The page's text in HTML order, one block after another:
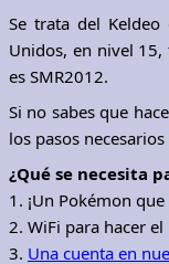
Se trata del
Unidos, en nivel 15,
es SMR2012.
Si no sabes que
los pasos
¿Qué se necesita
1. ¡Un Pokémon
2. WiFi para hacer
3. Una cuenta en